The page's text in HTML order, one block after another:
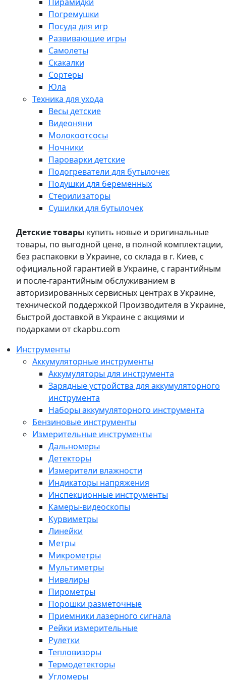
Погремушки
Посуда для игр
Развивающие игры
Самолеты
Скакалки
Сортеры
Юла
Техника для ухода
Весы детские
Видеоняни
Молокоотсосы
Ночники
Пароварки детские
Подогреватели для бутылочек
Подушки для беременных
Стерилизаторы
Сушилки для бутылочек
Детские товары купить новые и оригинальные
товары, по выгодной цене, в полной комплектации,
без распаковки в Украине, со склада в г. Киев, с
официальной гарантией в Украине, с гарантийным
и после-гарантийным обслуживанием в
авторизированных сервисных центрах в Украине,
технической поддержкой Производителя в Украине,
быстрой доставкой в Украине с акциями и
подарками от ckapbu.com
Инструменты
Аккумуляторные инструменты
Аккумуляторы для инструмента
Зарядные устройства для аккумуляторного
инструмента
Наборы аккумуляторного инструмента
Бензиновые инструменты
Измерительные инструменты
Дальномеры
Детекторы
Измерители влажности
Индикаторы напряжения
Инспекционные инструменты
Камеры-видеоскопы
Курвиметры
Линейки
Метры
Микрометры
Мультиметры
Нивелиры
Пирометры
Порошки разметочные
Приемники лазерного сигнала
Рейки измерительные
Рулетки
Тепловизоры
Термодетекторы
Угломеры